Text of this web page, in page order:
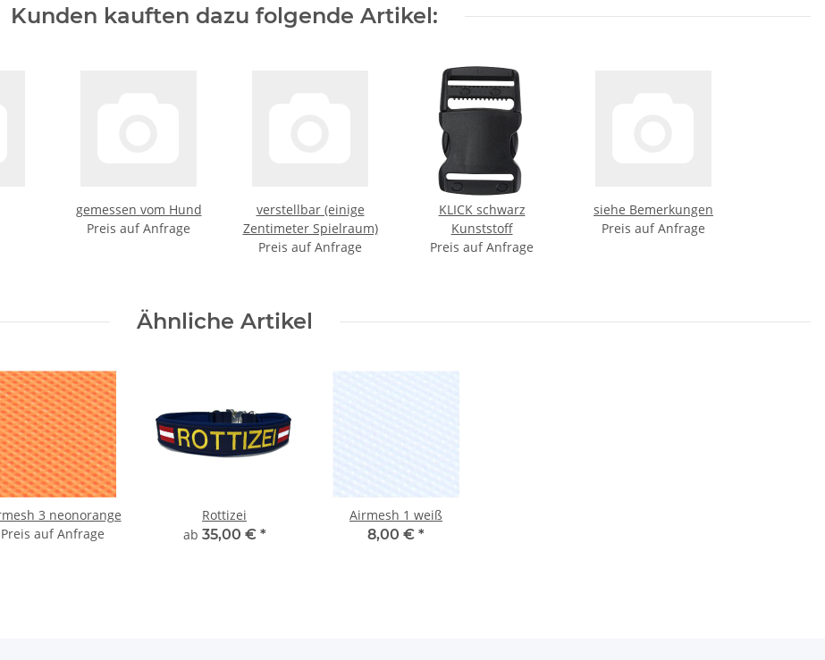
Kunden kauften dazu folgende Artikel:
gemessen vom Hund
Preis auf Anfrage
verstellbar (einige
Zentimeter Spielraum)
Preis auf Anfrage
KLICK schwarz
Kunststoff
Preis auf Anfrage
siehe Bemerkungen
Preis auf Anfrage
Ähnliche Artikel
3 neonorange
Preis auf Anfrage
Rottizei
ab 35,00 € *
Airmesh 1 weiß
8,00 € *